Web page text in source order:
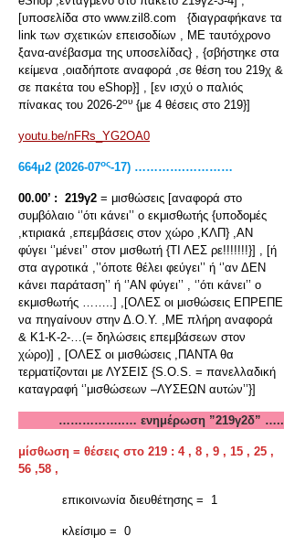
[υποσελίδα στο www.zil8.com {διαγραφήκανε τα
link των σχετικών επεισοδίων , ΜΕ ταυτόχρονο
ξανα-ανέβασμα της υποσελίδας} , {σβήστηκε στα
κείμενα ,οιαδήποτε αναφορά ,σε θέση του 219χ &
σε πακέτα του eShop}] , [εν ισχύ ο παλιός
πίνακας του 2026-2ου {με 4 θέσεις στο 219}]
youtu.be/nFRs_YG2OA0
664μ2 (2026-07ος-17) ………….…………
00.00’ : 219γ2 = μισθώσεις [αναφορά στο
συμβόλαιο ‘’ότι κάνει’’ ο εκμισθωτής {υποδομές
,κτιριακά ,επεμβάσεις στον χώρο ,ΚΛΠ} ,ΑΝ
φύγει ‘’μένει’’ στον μισθωτή {ΤΙ ΛΕΣ ρε!!!!!!!}] , [ή
στα αγροτικά ,’’όποτε θέλει φεύγει’’ ή ‘’αν ΔΕΝ
κάνει παράταση’’ ή ‘’ΑΝ φύγει’’ , ‘’ότι κάνει’’ ο
εκμισθωτής ……..] ,[ΟΛΕΣ οι μισθώσεις ΕΠΡΕΠΕ
να πηγαίνουν στην Δ.Ο.Υ. ,ΜΕ πλήρη αναφορά
& Κ1-Κ-2-…(= δηλώσεις επεμβάσεων στον
χώρο)] , [ΟΛΕΣ οι μισθώσεις ,ΠΑΝΤΑ θα
τερματίζονται με ΛΥΣΕΙΣ {S.O.S. = πανελλαδική
καταγραφή ‘’μισθώσεων –ΛΥΣΕΩΝ αυτών’’}]
……………..… ενημέρωση ”219γ2δ” …..
μίσθωση = θέσεις στο 219 : 4 , 8 , 9 , 15 , 25 ,
56 ,58 ,
επικοινωνία διευθέτησης = 1
κλείσιμο = 0